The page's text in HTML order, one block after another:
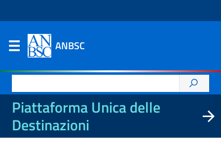
ANBSC
per:
Piattaforma Unica delle
Destinazioni